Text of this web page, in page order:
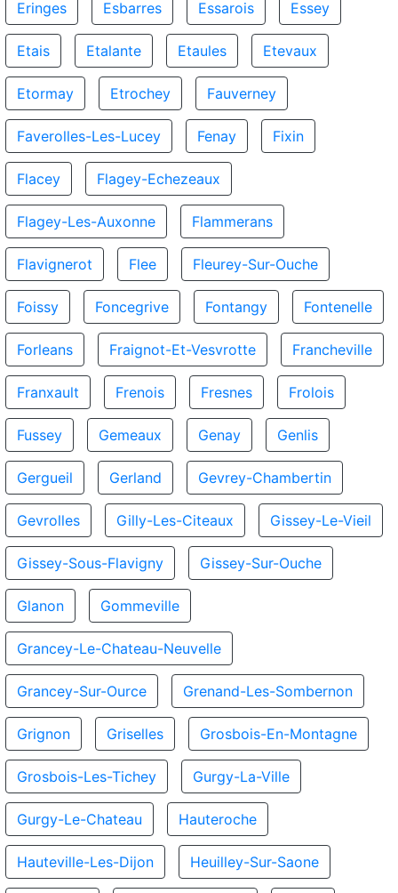
Eringes Esbarres Essarois Essey
Etais Etalante Etaules Etevaux
Etormay Etrochey Fauverney
Faverolles-Les-Lucey Fenay Fixin
Flacey Flagey-Echezeaux
Flagey-Les-Auxonne Flammerans
Flavignerot Flee Fleurey-Sur-Ouche
Foissy Foncegrive Fontangy Fontenelle
Forleans Fraignot-Et-Vesvrotte Francheville
Franxault Frenois Fresnes Frolois
Fussey Gemeaux Genay Genlis
Gergueil Gerland Gevrey-Chambertin
Gevrolles Gilly-Les-Citeaux Gissey-Le-Vieil
Gissey-Sous-Flavigny Gissey-Sur-Ouche
Glanon Gommeville
Grancey-Le-Chateau-Neuvelle
Grancey-Sur-Ource Grenand-Les-Sombernon
Grignon Griselles Grosbois-En-Montagne
Grosbois-Les-Tichey Gurgy-La-Ville
Gurgy-Le-Chateau Hauteroche
Hauteville-Les-Dijon Heuilley-Sur-Saone